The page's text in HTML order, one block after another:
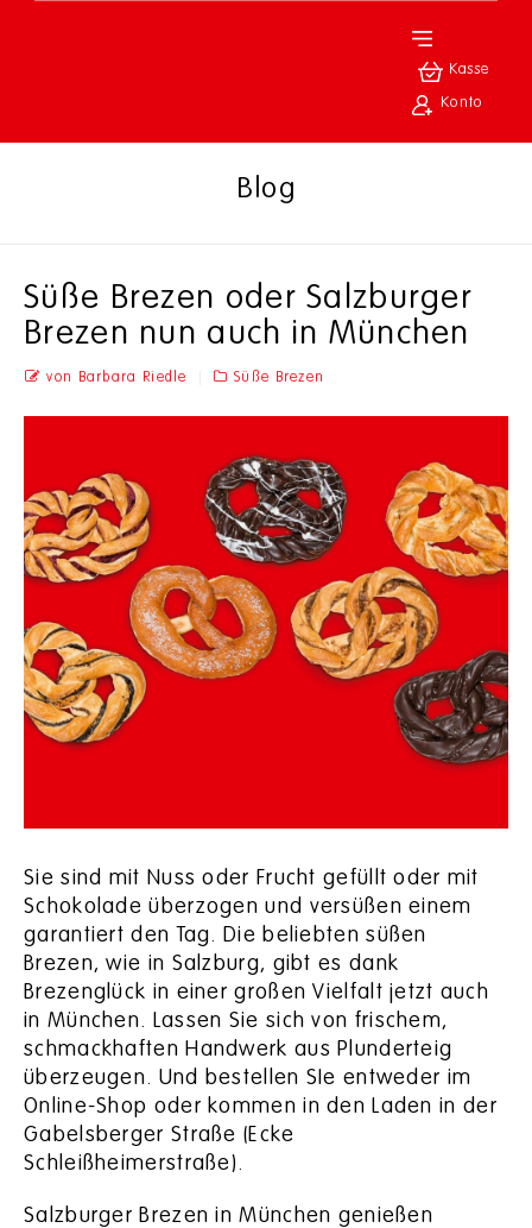
Kasse
Konto
Blog
Süße Brezen oder Salzburger
Brezen nun auch in München
von Barbara Riedle Süße Brezen
Sie sind mit Nuss oder Frucht gefüllt oder mit
Schokolade überzogen und versüßen einem
garantiert den Tag. Die beliebten süßen
Brezen, wie in Salzburg, gibt es dank
Brezenglück in einer großen Vielfalt jetzt auch
in München. Lassen Sie sich von frischem,
schmackhaften Handwerk aus Plunderteig
überzeugen. Und bestellen SIe entweder im
Online-Shop oder kommen in den Laden in der
Gabelsberger Straße (Ecke
Schleißheimerstraße).
Salzburger Brezen in München genießen